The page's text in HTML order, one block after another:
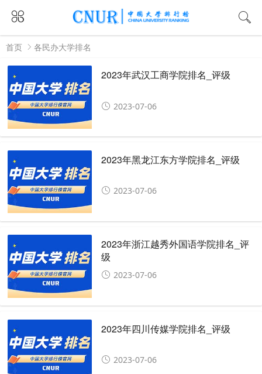
首页 各民办大学排名
2023年武汉工商学院排名_评级
2023-07-06
2023年黑龙江东方学院排名_评级
2023-07-06
2023年浙江越秀外国语学院排名_评
级
2023-07-06
2023年四川传媒学院排名_评级
2023-07-06